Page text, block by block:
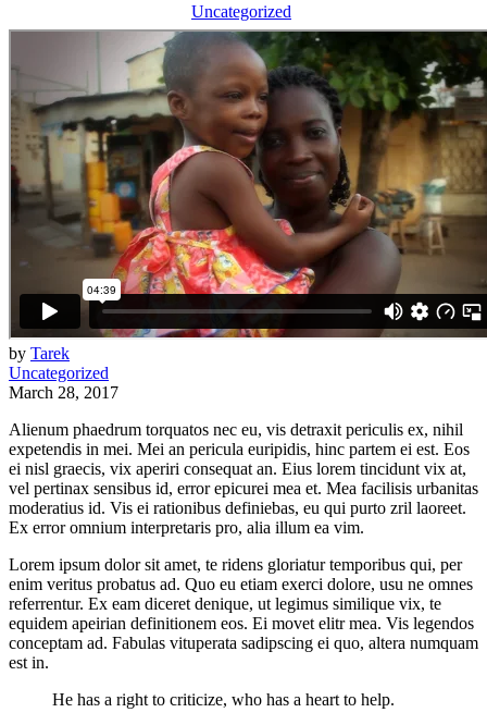
Uncategorized
Internships
by Tarek
Uncategorized
March 28, 2017
Alienum phaedrum torquatos nec eu, vis detraxit periculis ex, nihil
expetendis in mei. Mei an pericula euripidis, hinc partem ei est. Eos
ei nisl graecis, vix aperiri consequat an. Eius lorem tincidunt vix at,
vel pertinax sensibus id, error epicurei mea et. Mea facilisis urbanitas
moderatius id. Vis ei rationibus definiebas, eu qui purto zril laoreet.
Ex error omnium interpretaris pro, alia illum ea vim.
Lorem ipsum dolor sit amet, te ridens gloriatur temporibus qui, per
enim veritus probatus ad. Quo eu etiam exerci dolore, usu ne omnes
referrentur. Ex eam diceret denique, ut legimus similique vix, te
equidem apeirian definitionem eos. Ei movet elitr mea. Vis legendos
conceptam ad. Fabulas vituperata sadipscing ei quo, altera numquam
est in.
He has a right to criticize, who has a heart to help.